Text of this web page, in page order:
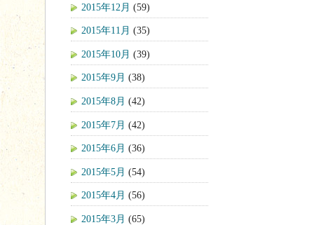
2015年12月 (59)
2015年11月 (35)
2015年10月 (39)
2015年9月 (38)
2015年8月 (42)
2015年7月 (42)
2015年6月 (36)
2015年5月 (54)
2015年4月 (56)
2015年3月 (65)